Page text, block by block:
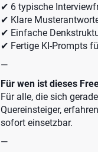
✔ 6 typische
✔ Klare
✔ Einfache
✔ Fertige KI-Prompts
—
Für wen ist dieses
Für alle, die sich
Quereinsteiger,
sofort einsetzbar.
—